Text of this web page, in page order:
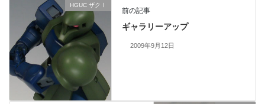
HGUC ザクⅠ
前の記事
ギャラリーアップ
2009年9月12日